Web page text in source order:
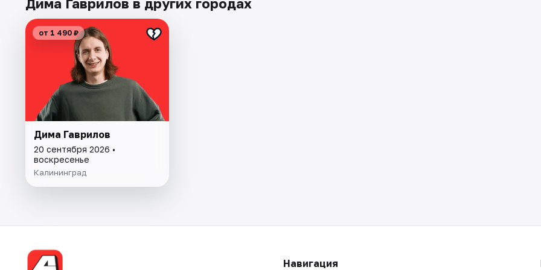
от 1 490 ₽
Дима Гаврилов
20 сентября 2026 •
воскресенье
Калининград
Навигация